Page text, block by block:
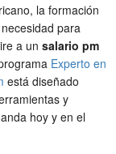
la formación
para
a un salario pm
Experto en
está diseñado
y
hoy y en el